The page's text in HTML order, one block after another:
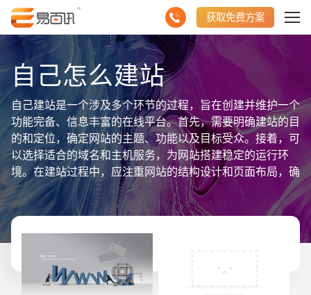
获取免费方案
自己怎么建站
自己建站是一个涉及多个环节的过程，旨在创建并维护一个
功能完备、信息丰富的在线平台。首先，需要明确建站的目
的和定位，确定网站的主题、功能以及目标受众。接着，可
以选择适合的域名和主机服务，为网站搭建稳定的运行环
境。在建站过程中，应注重网站的结构设计和页面布局，确
保用户能够方便快捷地找到所需信息。同时，利用HTML、
CSS、JavaScript等前端技术，实现网站的视觉设计和交互
功能。为了丰富网站内容，还需聚合相关的数据信息，如文
搜索引擎优化和社交媒体推广，提高网站的曝光度和访问
量。总之，自己建站是一个综合性的项目，需要综合运用多
种技能和工具，以实现网站的有效搭建和信息聚合。